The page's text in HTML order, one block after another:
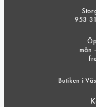
953
mån
Butiken i